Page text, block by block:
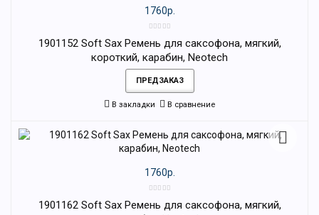
1760р.
1901152 Soft Sax Ремень для саксофона, мягкий,
короткий, карабин, Neotech
ПРЕДЗАКАЗ
В закладки В сравнение
1760р.
1901162 Soft Sax Ремень для саксофона, мягкий,